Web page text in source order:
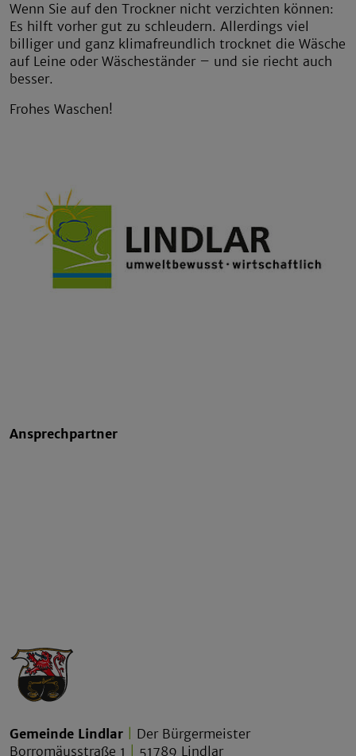
Wenn Sie auf den Trockner nicht verzichten können:
Es hilft vorher gut zu schleudern. Allerdings viel
billiger und ganz klimafreundlich trocknet die Wäsche
auf Leine oder Wäscheständer – und sie riecht auch
besser.
Frohes Waschen!
Ansprechpartner
Gemeinde Lindlar
Der Bürgermeister
Borromäusstraße 1
51789 Lindlar